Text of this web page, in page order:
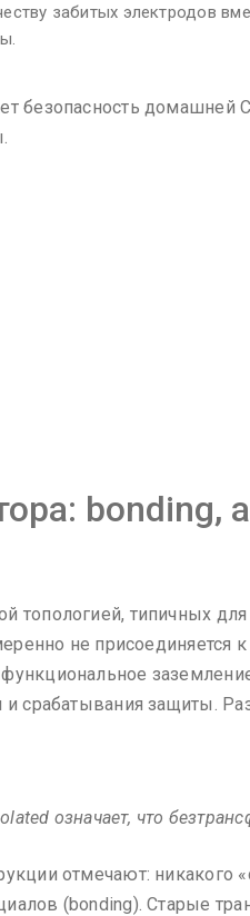
забитых электродов
безопасность домашней
bonding,
топологией, типичных
не присоединяется
функциональное
и срабатывания защиты.
означает, что
отмечают: никакого
(bonding). Старые